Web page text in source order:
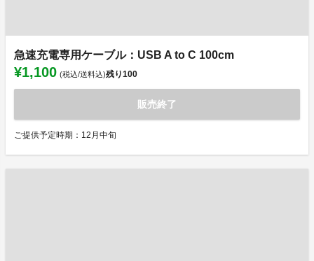
急速充電専用ケーブル：USB A to C 100cm
¥1,100 (税込/送料込)残り100
販売終了
ご提供予定時期：12月中旬